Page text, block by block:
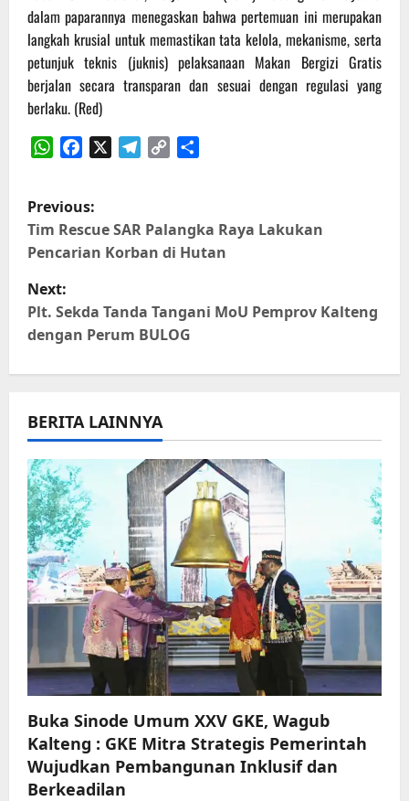
dalam paparannya menegaskan bahwa pertemuan ini merupakan
langkah krusial untuk memastikan tata kelola, mekanisme, serta
petunjuk teknis (juknis) pelaksanaan Makan Bergizi Gratis
berjalan secara transparan dan sesuai dengan regulasi yang
berlaku. (Red)
P
o
s
t
v
i
g
a
t
i
o
n
Previous:
Tim Rescue SAR Palangka Raya Lakukan
Pencarian Korban di Hutan
Next:
Plt. Sekda Tanda Tangani MoU Pemprov Kalteng
dengan Perum BULOG
BERITA LAINNYA
Buka Sinode Umum XXV GKE, Wagub
Kalteng : GKE Mitra Strategis Pemerintah
Wujudkan Pembangunan Inklusif dan
Berkeadilan